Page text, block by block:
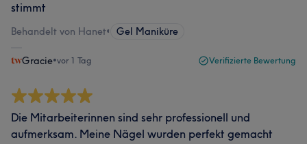
stimmt
Behandelt von Hanet• Gel Maniküre
Gracie•vor 1 Tag Verifizierte Bewertung
Die Mitarbeiterinnen sind sehr professionell und
aufmerksam. Meine Nägel wurden perfekt gemacht